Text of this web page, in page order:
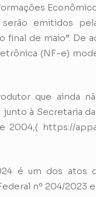
emitidos
final de maio”. De
(NF-e)
que ainda
à Secretaria
2004,( https://
é um dos atos
nº 204/2023